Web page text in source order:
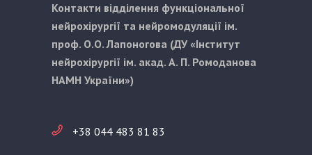
Контакти відділення функціональної
нейрохірургії та нейромодуляції ім.
проф. О.О. Лапоногова (ДУ «Інститут
нейрохірургії ім. акад. А. П. Ромоданова
НАМН України»)
+38 044 483 81 83